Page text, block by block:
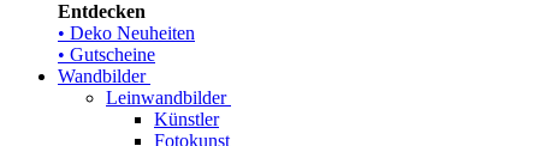
Entdecken
• Deko Neuheiten
• Gutscheine
Wandbilder
Leinwandbilder
Künstler
Fotokunst